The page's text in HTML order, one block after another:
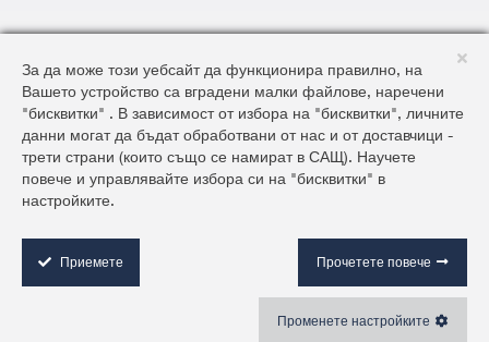
КАРТА НА САЙТА
ОБЩИ УСЛОВИЯ ЗА ДОСТАВКА И ПРОДАЖБА
ОБЩИ УСЛОВИЯ НА САЙТА И ЗАЩИТА НА ЛИЧНИТЕ ДАННИ
©2026 AluKönigStahl
o
o
k
i
e
За да може този уебсайт да функционира правилно, на
Вашето устройство са вградени малки файлове, наречени
"бисквитки" . В зависимост от избора на "бисквитки", личните
данни могат да бъдат обработвани от нас и от доставчици -
трети страни (които също се намират в САЩ). Научете
повече и управлявайте избора си на "бисквитки" в
настройките.
Приемете Прочетете повече
Променете настройките